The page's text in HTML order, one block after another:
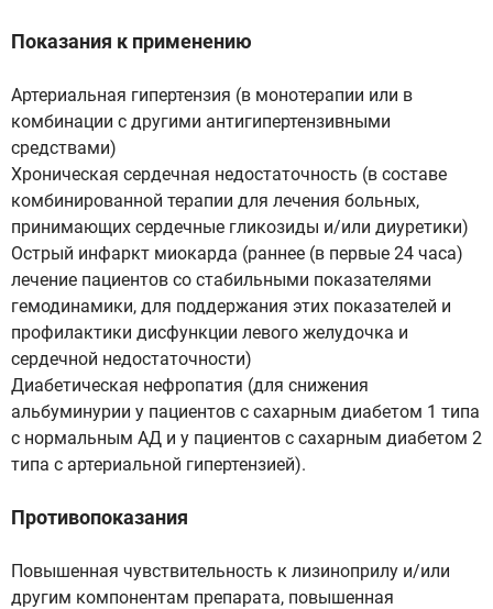
Показания к применению
Артериальная гипертензия (в монотерапии или в
комбинации с другими антигипертензивными
средствами)
Хроническая сердечная недостаточность (в составе
комбинированной терапии для лечения больных,
принимающих сердечные гликозиды и/или диуретики)
Острый инфаркт миокарда (раннее (в первые 24 часа)
лечение пациентов со стабильными показателями
гемодинамики, для поддержания этих показателей и
профилактики дисфункции левого желудочка и
сердечной недостаточности)
Диабетическая нефропатия (для снижения
альбуминурии у пациентов с сахарным диабетом 1 типа
с нормальным АД и у пациентов с сахарным диабетом 2
типа с артериальной гипертензией).
Противопоказания
Повышенная чувствительность к лизиноприлу и/или
другим компонентам препарата, повышенная